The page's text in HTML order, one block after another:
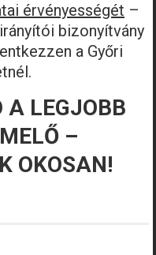
érvényességét –
bizonyítvány
a Győri
A LEGJOBB
–
OKOSAN!